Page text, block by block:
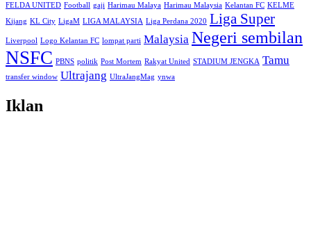
FELDA UNITED Football gaji Harimau Malaya Harimau Malaysia Kelantan FC KELME
Kijang KL City LigaM LIGA MALAYSIA Liga Perdana 2020 Liga Super
Liverpool Logo Kelantan FC lompat parti Malaysia Negeri sembilan
NSFC PBNS politik Post Mortem Rakyat United STADIUM JENGKA Tamu
transfer window Ultrajang UltraJangMag ynwa
Iklan